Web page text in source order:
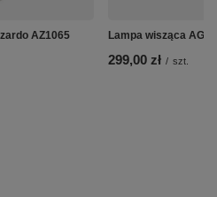
AZ1065 Lampa wisząca AGA
299,00 zł / szt.